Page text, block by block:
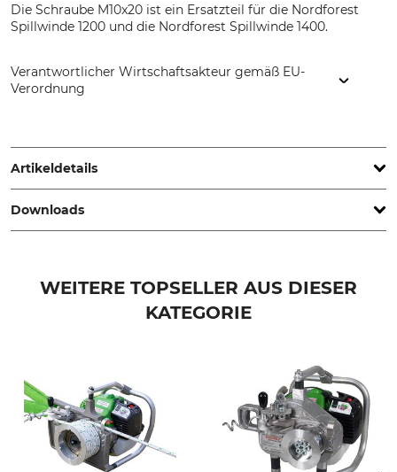
Die Schraube M10x20 ist ein Ersatzteil für die Nordforest
Spillwinde 1200 und die Nordforest Spillwinde 1400.
Verantwortlicher Wirtschaftsakteur gemäß EU-
Verordnung
Wolfenbüttel, Germany, www.eder-maschinenbau.de
Artikeldetails
Produkttyp
Schraube
M10x20 für Spillwinde 1200
Herstellung
Downloads
WEITERE TOPSELLER AUS DIESER
KATEGORIE